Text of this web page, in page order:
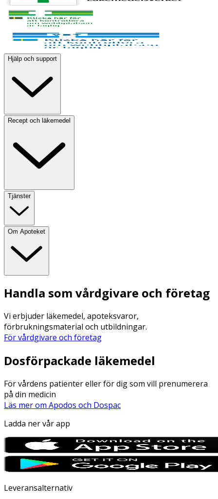
Hjälp och support
Recept och läkemedel
Tjänster
Om Apoteket
Handla som vårdgivare och företag
Vi erbjuder läkemedel, apoteksvaror,
förbrukningsmaterial och utbildningar.
För vårdgivare och företag
Dosförpackade läkemedel
För vårdens patienter eller för dig som vill prenumerera
på din medicin
Läs mer om Apodos och Dospac
Ladda ner vår app
Leveransalternativ